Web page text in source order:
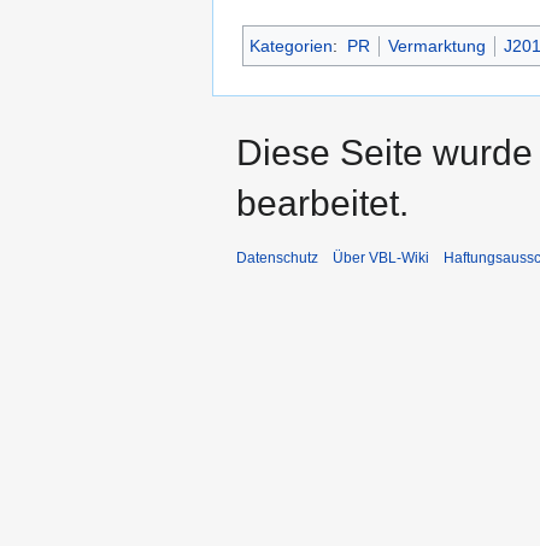
Kategorien: PR Vermarktung
Diese Seite
bearbeitet.
Datenschutz Über VBL-Wiki